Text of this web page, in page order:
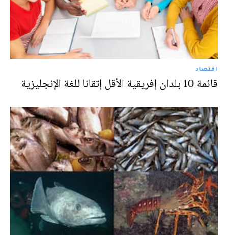
اقتصاد
قائمة 10 بلدان إفريقية الأقل إتقانا للغة الإنجليزية